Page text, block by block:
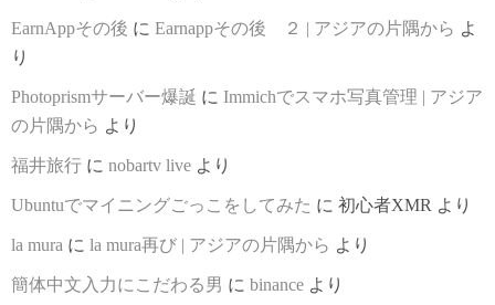
EarnAppその後 に Earnappその後 ２ | アジアの片隅から よ
り
Photoprismサーバー爆誕 に Immichでスマホ写真管理 | アジア
の片隅から より
福井旅行 に nobartv live より
Ubuntuでマイニングごっこをしてみた に 初心者XMR より
la mura に la mura再び | アジアの片隅から より
簡体中文入力にこだわる男 に binance より